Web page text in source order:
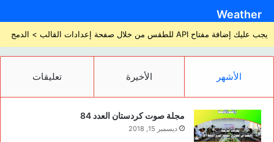
Weather
يجب عليك إضافة مفتاح API للطقس من خلال صفحة إعدادات القالب > الدمج
الأشهر الأخيرة تعليقات
مجلة صوت كردستان العدد 84
ديسمبر 15, 2018